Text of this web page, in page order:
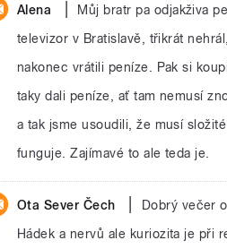
Alena
Můj bratr pa odjakživa
televizor v Bratislavě, třikrát
nakonec vrátili peníze. Pak si
taky dali peníze, ať tam nemusí
a tak jsme usoudili, že musí
funguje. Zajímavé to ale teda je.
Ota Sever Čech
Dobrý večer
Hádek a nervů ale kuriozita je při